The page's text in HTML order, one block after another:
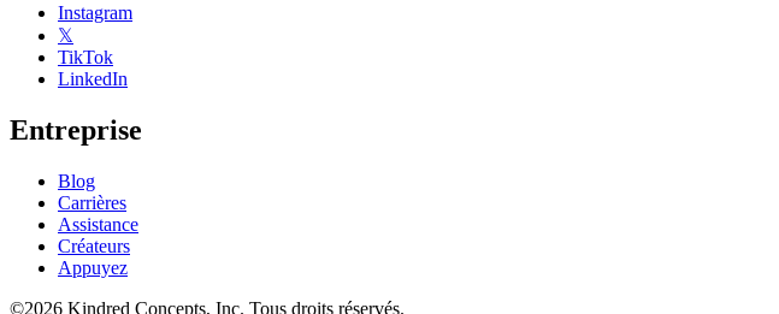
Instagram
𝕏
TikTok
LinkedIn
Entreprise
Blog
Carrières
Assistance
Créateurs
Appuyez
©2026 Kindred Concepts, Inc. Tous droits réservés.